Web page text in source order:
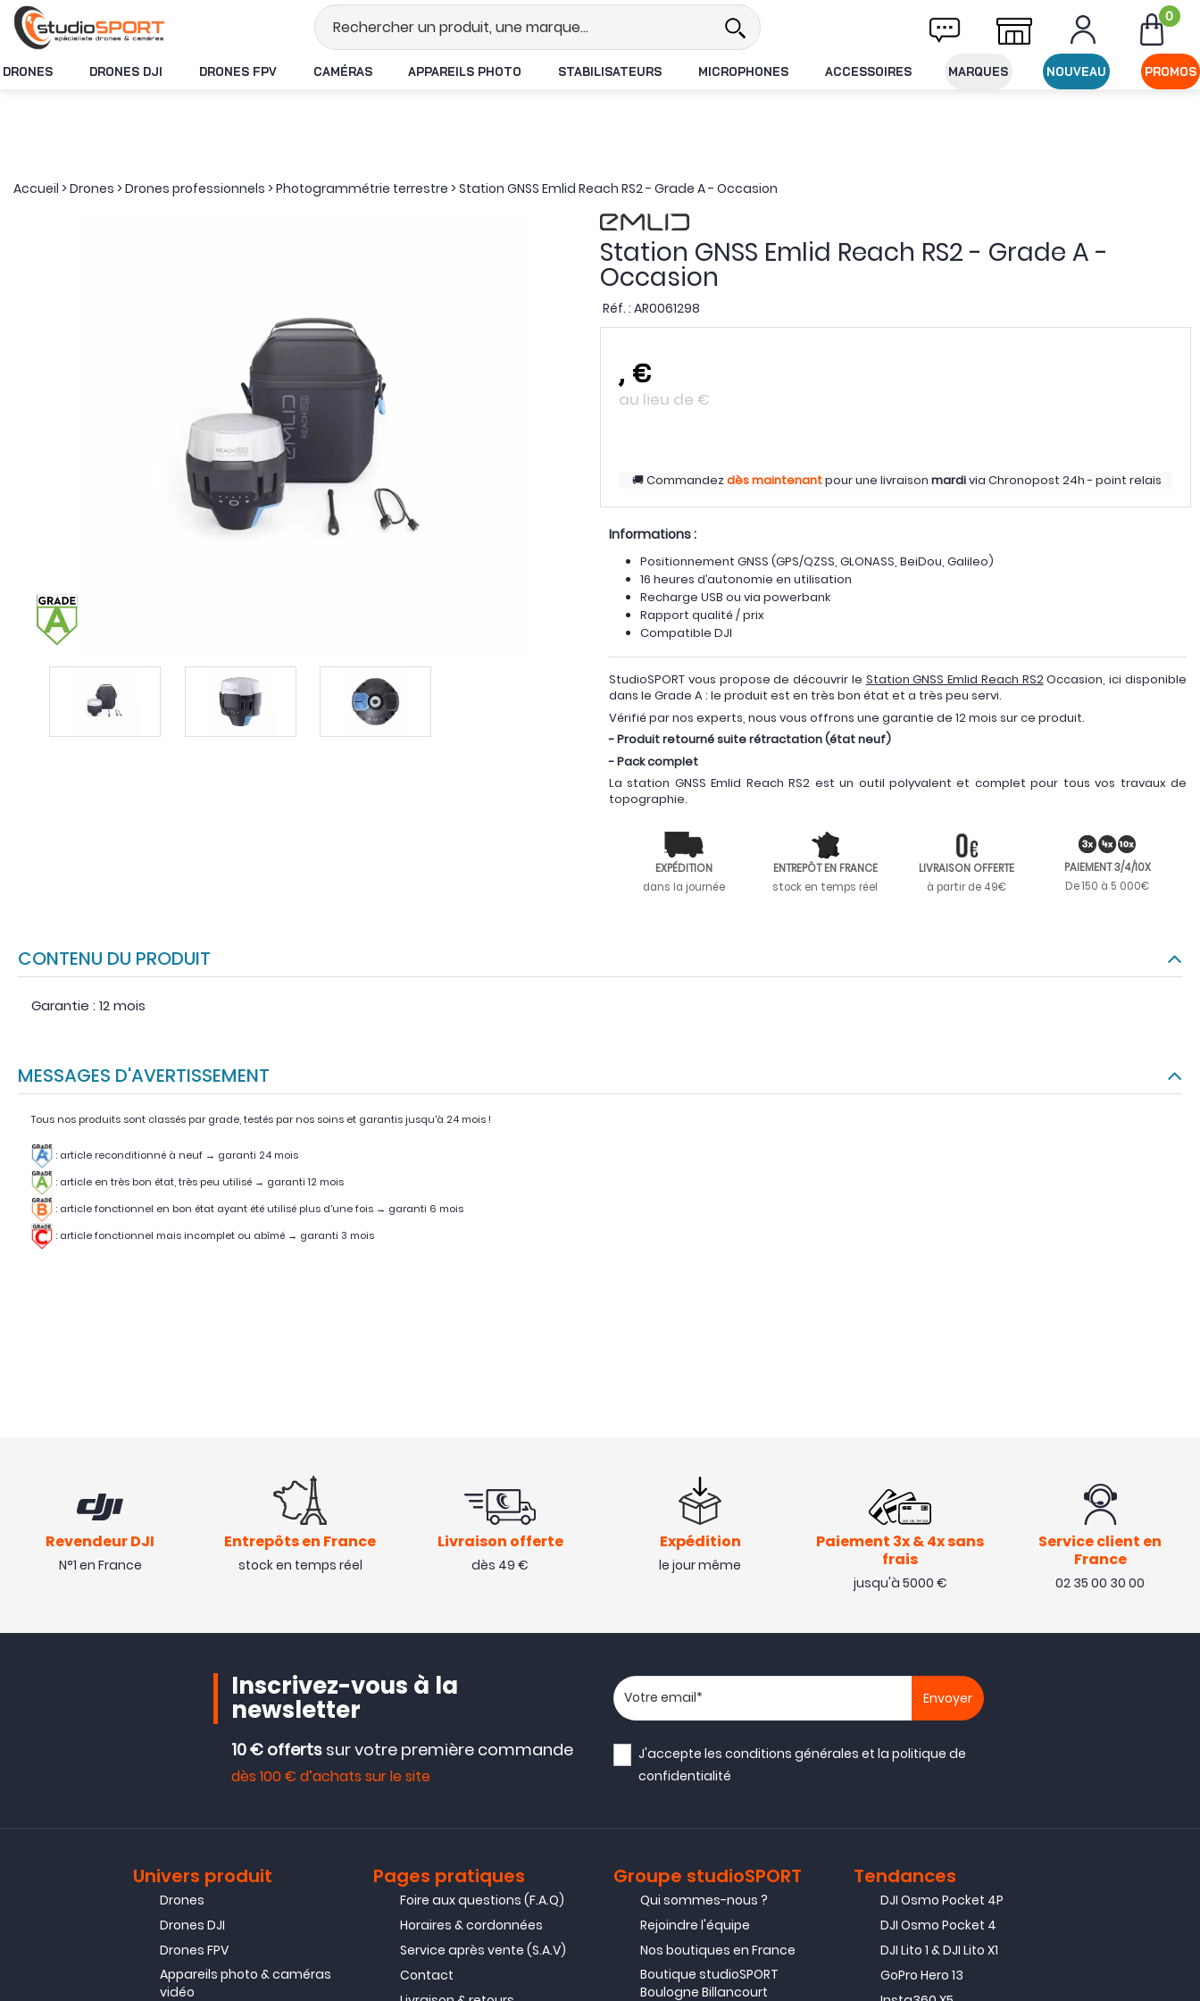
Stock en temps réel Livraison offerte dès 49€ d'achat 0
DRONES DRONES DJI DRONES FPV CAMÉRAS APPAREILS PHOTO STABILISATEURS MICROPHONES ACCESSOIRES MARQUES NOUVEAU PROMOS
Accueil >Drones >Drones professionnels >Photogrammétrie terrestre >Station GNSS Emlid Reach RS2 - Grade A - Occasion
Station GNSS Emlid Reach RS2 - Grade A -
Occasion
Réf. : AR0061298
, €
au lieu de €
Commandezdès maintenantpour une livraison mardivia Chronopost 24h - point relais
Informations :
Positionnement GNSS (GPS/QZSS, GLONASS, BeiDou, Galileo)
16 heures d’autonomie en utilisation
Recharge USB ou via powerbank
Rapport qualité / prix
Compatible DJI
StudioSPORT vous propose de découvrir le Station GNSS Emlid Reach RS2Occasion, ici disponible
dans le Grade A : le produit est en très bon état et a très peu servi.
Vérifié par nos experts, nous vous offrons une garantie de 12 mois sur ce produit.
- Produit retourné suite rétractation (état neuf)
- Pack complet
La station GNSS Emlid Reach RS2 est un outil polyvalent et complet pour tous vos travaux de
topographie.
EXPÉDITION
dans la journée
ENTREPÔT EN FRANCE
stock en temps réel
LIVRAISON OFFERTE
à partir de 49€
PAIEMENT 3/4/10X
De 150 à 5 000€
CONTENU DU PRODUIT
Garantie : 12 mois
MESSAGES D'AVERTISSEMENT
Tous nos produits sont classés par grade, testés par nos soins et garantis jusqu'à 24 mois !
: article reconditionné à neuf → garanti 24 mois
: article en très bon état, très peu utilisé → garanti 12 mois
: article fonctionnel en bon état ayant été utilisé plus d'une fois → garanti 6 mois
: article fonctionnel mais incomplet ou abîmé → garanti 3 mois
Revendeur DJI
N°1 en France
Entrepôts en France
stock en temps réel
Livraison offerte
dès 49 €
Expédition
le jour même
Paiement 3x & 4x sans
frais
jusqu'à 5000 €
Service client en
France
02 35 00 30 00
Inscrivez-vous à la
newsletter
10 € offerts sur votre première commande
dès 100 € d’achats sur le site
Votre adresse email
J'accepte lesconditions générales et lapolitique de
confidentialité
Univers produit
Drones
Drones DJI
Drones FPV
Appareils photo & caméras
vidéo
Pages pratiques
Foire aux questions (F.A.Q)
Horaires & cordonnées
Service après vente (S.A.V)
Contact
Groupe studioSPORT
Qui sommes-nous ?
Rejoindre l'équipe
Nos boutiques en France
Boutique studioSPORT
Boulogne Billancourt
Tendances
DJI Osmo Pocket 4P
DJI Osmo Pocket 4
DJI Lito 1 & DJI Lito X1
GoPro Hero 13